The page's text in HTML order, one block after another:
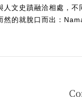
人文史蹟融洽相處，
的就脫口而出：